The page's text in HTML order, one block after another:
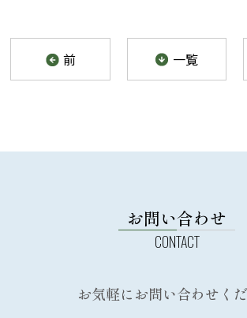
前 一覧
お問い合わせ
お気軽にお問い合わせく